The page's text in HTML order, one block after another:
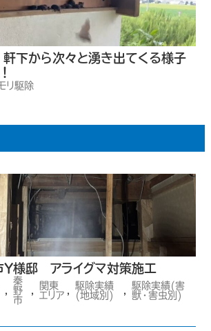
軒下から次々と湧き出てくる様子
リ駆除
Y様邸 アライグマ対策施工
,
秦
野
市
,
関東
エリア ,
駆除実績
(地域別)
,
駆除実績(害
獣・害虫別)